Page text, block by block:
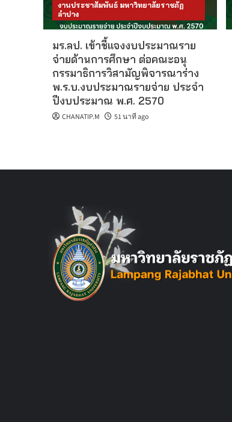
งานประชาสัมพันธ์ มหาวิทยาลัยราชภัฏ
ลำปาง
มร.ลป. เข้าชี้แจงงบประมาณราย
จ่ายด้านการศึกษา ต่อคณะอนุ
กรรมาธิการวิสามัญพิจารณาร่าง
พ.ร.บ.งบประมาณรายจ่าย ประจำ
ปีงบประมาณ พ.ศ. 2570
CHANATIP.M 51 นาที ago